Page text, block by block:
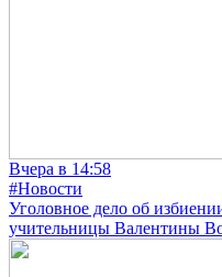
Вчера в 14:58
#Новости
Уголовное дело об
учительницы Валентины